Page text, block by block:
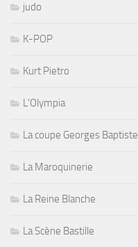
judo
K-POP
Kurt Pietro
L'Olympia
La coupe Georges Baptiste
La Maroquinerie
La Reine Blanche
La Scène Bastille